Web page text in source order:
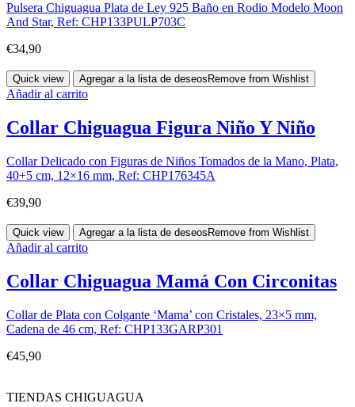
Pulsera Chiguagua Plata de Ley 925 Baño en Rodio Modelo Moon
And Star, Ref: CHP133PULP703C
€34,90
Quick view Agregar a la lista de deseos Remove from Wishlist
Añadir al carrito
Collar Chiguagua Figura Niño Y Niño
Collar Delicado con Figuras de Niños Tomados de la Mano, Plata,
40+5 cm, 12×16 mm, Ref: CHP176345A
€39,90
Quick view Agregar a la lista de deseos Remove from Wishlist
Añadir al carrito
Collar Chiguagua Mamá Con Circonitas
Collar de Plata con Colgante ‘Mama’ con Cristales, 23×5 mm,
Cadena de 46 cm, Ref: CHP133GARP301
€45,90
TIENDAS CHIGUAGUA